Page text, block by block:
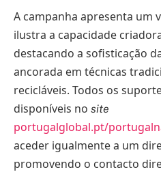
A campanha apresenta um
ilustra a capacidade
destacando a sofisticação
ancorada em técnicas
recicláveis. Todos os
disponíveis no site
portugalglobal.pt/
aceder igualmente a um
promovendo o contacto